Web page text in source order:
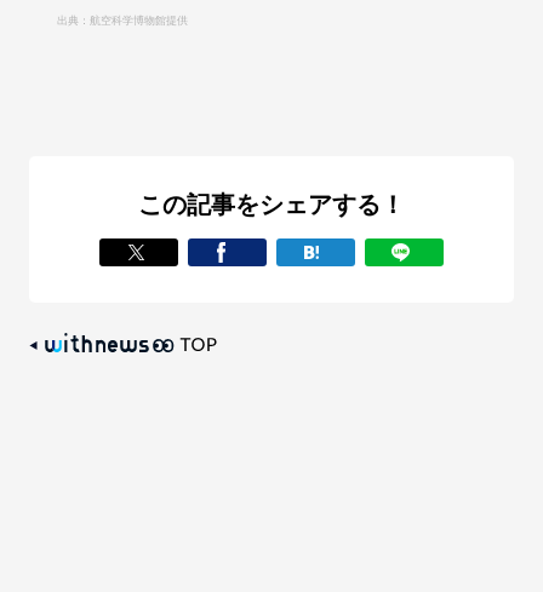
出典：航空科学博物館提供
この記事をシェアする！